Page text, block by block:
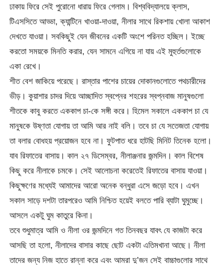
ঢাকায় ফিরে সেই পুরোনো ধারায় ফিরে গেলাম। বিশ্ববিদ্যালয়ে ক্লাস,
টিএসসিতে আড্ডা, ক্যান্টিনে খাওয়া-দাওয়া, নীলার সাথে রিকশায় খোলা আকাশ
দেখতে যাওয়া। সবকিছুই যেন জীবনের একটি অংশে পরিনত হচ্ছিল। ইচ্ছে
করতো সময়কে মিনতি করার, যেন সামনে এগিয়ে না যায় এই মুহুর্তগুলোকে
একা রেখে।
শীত বেশ জাকিয়ে পরেছে। রাস্তার পাশের চায়ের দোকানগুলোতে পথচারীদের
ভীড়। কুয়াশার চাদর দিয়ে আচ্ছাদিত স্বপ্নের শহরের স্বপ্নবাজ মানুষগুলো
শীতকে কাবু করতে এককাপ চা-কে সঙ্গী করে। হিমেল সকালে এককাপ চা যে
মানুষকে উষ্ণতা যোগায় তা আমি আর নাই বলি। তবে চা যে সতেজতা যোগায়
তা বলার বোধহয় প্রয়োজন হবে না। ফুটপাত ধরে হাটছি মিনিট তিনেক হলো।
যাব রিফাতের বাসায়। কাল ২৭ ডিসেম্বর, নীলাঞ্জনার জন্মদিন। কাল বিশেষ
কিছু করে নীলাকে চমকে। সেই আলোচনা করেতেই রিফাতের বাসায় যাওয়া।
কিছুক্ষণের মধ্যেই আমাদের আরো অনেক বন্ধুরা এসে জড়ো হবে। এখন
সকাল সাড়ে দশটা তারপরেও আমি নিশ্চিত হয়েই বলতে পারি ব্যাটা ঘুমুচ্ছে।
আসলে একটু ঘুম কাতুরে কিনা।
তবে শুধুমাত্র আমি ও নীলা ওর জন্মদিনে গত তিনবছর যাবৎ যে কাজটা করে
আসছি তা হলো, নীলাদের বাসার কাছে ছোট একটা এতিমখানা আছে। নীলা
তাদের জন্য নিজ হাতে রান্না করে এবং আমরা দু’জন সেই বাচ্চাগুলোর সাথে